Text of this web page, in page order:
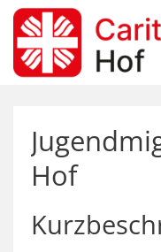
Zum Inhalt springen
Hof